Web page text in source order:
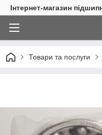
Інтернет-магазин
Товари та послуги